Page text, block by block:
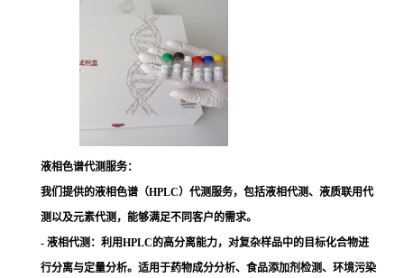
液相色谱代测服务：
我们提供的液相色谱（HPLC）代测服务，包括液相代测、液质联用代
测以及元素代测，能够满足不同客户的需求。
- 液相代测： 利用HPLC的高分离能力，对复杂样品中的目标化合物进
行分离与定量分析。适用于药物成分分析、食品添加剂检测、环境污染